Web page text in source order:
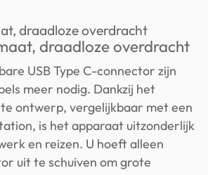
draadloze overdracht
USB Type C-connector zijn
meer nodig. Dankzij het
ontwerp, vergelijkbaar met een
is het apparaat uitzonderlijk
en reizen. U hoeft alleen
uit te schuiven om grote